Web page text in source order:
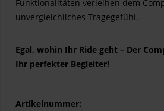
Funktionalitäten verleihen dem
unvergleichliches Tragegefühl.
Egal, wohin Ihr Ride geht – Der
Ihr perfekter Begleiter!
Artikelnummer: